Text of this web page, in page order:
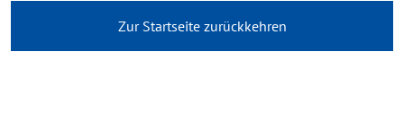
Zur Startseite zurückkehren